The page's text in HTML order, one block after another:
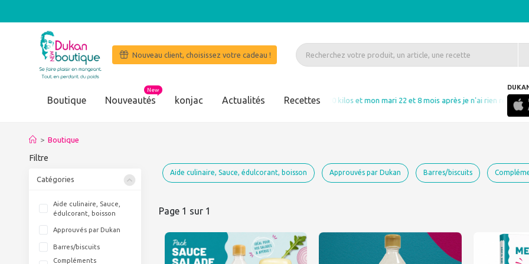
Nouveau client, choisissez votre cadeau !
Boutique Nouveautés
New
konjac Actualités Recettes
"J'ai perdu en 4 mois 20 kilos et mon mari 22 et 8 mois après je n'ai rien repris" Martine Volle MAUBEC
> Boutique
Filtre
Catégories
Aide culinaire, Sauce,
édulcorant, boisson
Approuvés par Dukan
Barres/biscuits
Compléments
Aide culinaire, Sauce, édulcorant, boisson Approuvés par Dukan Barres/biscuits
Page 1 sur 1